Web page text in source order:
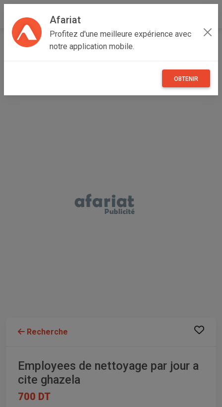
Afariat
Profitez d'une meilleure expérience avec
notre application mobile.
OBTENIR
Accueil Emploi, affaires et services
EMPLOYEES DE NETTOYAGE PAR JOUR A CITE
Recherche
Employees de nettoyage par jour a
cite ghazela
700 DT